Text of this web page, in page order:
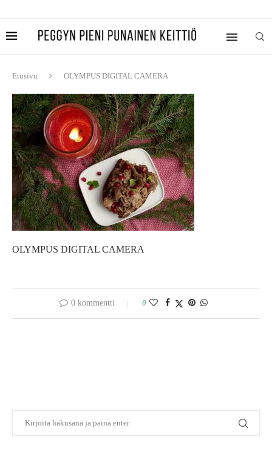
Etusivu OLYMPUS DIGITAL CAMERA
OLYMPUS DIGITAL CAMERA
0 kommentti 0